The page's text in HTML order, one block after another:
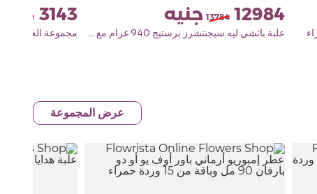
12984
13784
علبة باتشي ليه سيجنتشرز برستيج 940 غرام مع مزهرية ورود حمراء بيبي روز
3143
3588
عرض المجموعة